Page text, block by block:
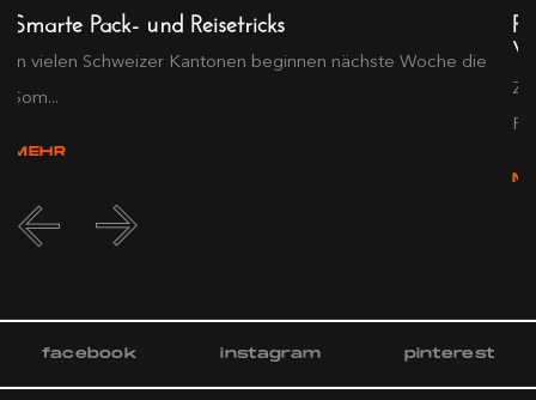
Smarte Pack- und Reisetricks
In vielen Schweizer Kantonen beginnen nächste Woche die
Som...
MEHR
facebook instagram pinterest